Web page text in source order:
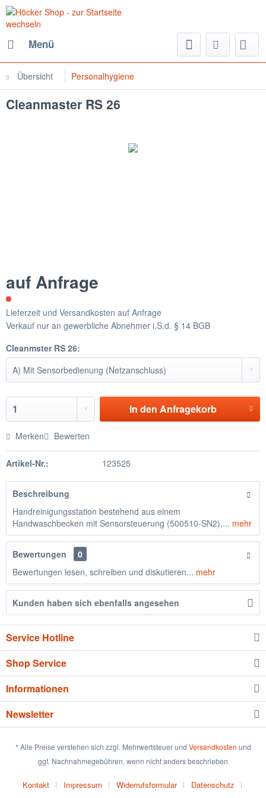
Menü
Übersicht Personalhygiene
Cleanmaster RS 26
auf Anfrage
Lieferzeit und Versandkosten auf Anfrage
Verkauf nur an gewerbliche Abnehmer i.S.d. § 14 BGB
Cleanmster RS 26:
In den Anfragekorb
Merken Bewerten
Artikel-Nr.: 123525
Beschreibung
Handreinigungsstation bestehend aus einem
Handwaschbecken mit Sensorsteuerung (500510-SN2),... mehr
Bewertungen
0
Bewertungen lesen, schreiben und diskutieren... mehr
Kunden haben sich ebenfalls angesehen
Service Hotline
Shop Service
Informationen
Newsletter
* Alle Preise verstehen sich zzgl. Mehrwertsteuer und Versandkosten und
ggf. Nachnahmegebühren, wenn nicht anders beschrieben
Kontakt Impressum Widerrufsformular Datenschutz